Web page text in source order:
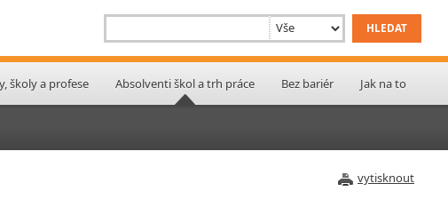
školy a profese Absolventi škol a trh práce Bez bariér Jak na to
vytisknout